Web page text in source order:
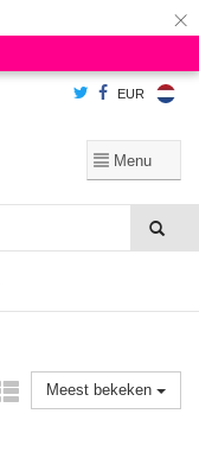
×
EUR
Meest bekeken
Is dat akkoord?
Ja